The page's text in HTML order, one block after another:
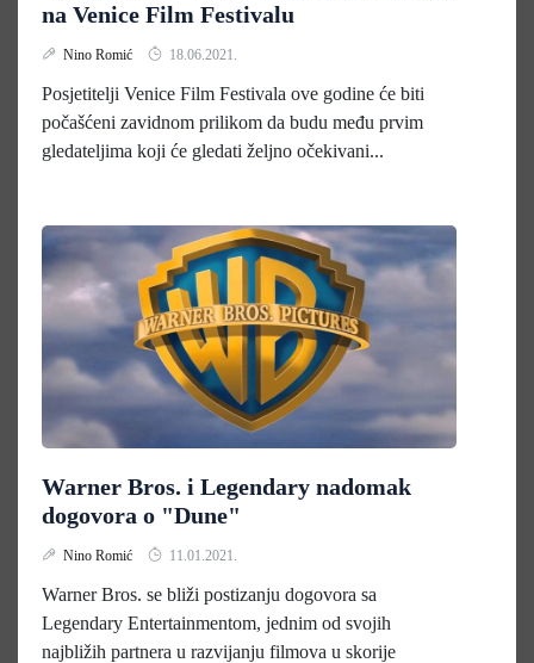
na Venice Film Festivalu
Nino Romić 18.06.2021.
Posjetitelji Venice Film Festivala ove godine će biti
počašćeni zavidnom prilikom da budu među prvim
gledateljima koji će gledati željno očekivani...
Warner Bros. i Legendary nadomak
dogovora o "Dune"
Nino Romić 11.01.2021.
Warner Bros. se bliži postizanju dogovora sa
Legendary Entertainmentom, jednim od svojih
najbližih partnera u razvijanju filmova u skorije